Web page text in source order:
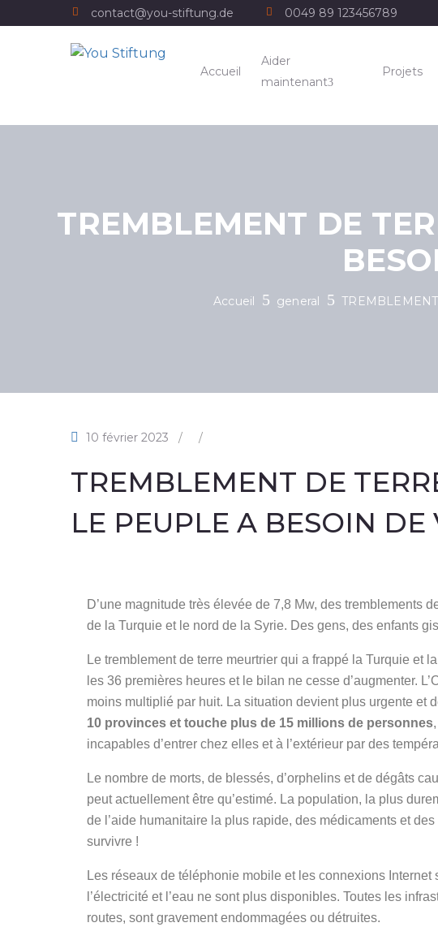
contact@you-stiftung.de 0049 89 123456789
Accueil
Aider
maintenant
Projets
TREMBLEMENT DE
Accueil general
10 février 2023 / /
TREMBLEMENT DE
LE PEUPLE A BESOIN DE
D’une magnitude très élevée de 7,8 Mw, des tremblements
de la Turquie et le nord de la Syrie. Des gens, des enfants
Le tremblement de terre meurtrier qui a frappé la Turquie et
les 36 premières heures et le bilan ne cesse d’augmenter.
moins multiplié par huit. La situation devient plus urgente et
10 provinces et touche plus de 15 millions de personnes
incapables d’entrer chez elles et à l’extérieur par des
Le nombre de morts, de blessés, d’orphelins et de dégâts
peut actuellement être qu’estimé. La population, la plus
de l’aide humanitaire la plus rapide, des médicaments et
survivre !
Les réseaux de téléphonie mobile et les connexions
l’électricité et l’eau ne sont plus disponibles. Toutes les
routes, sont gravement endommagées ou détruites.